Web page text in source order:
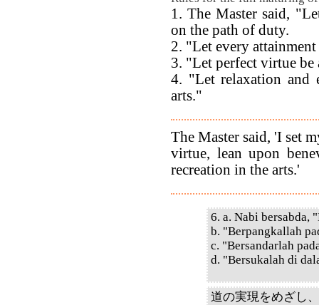
1. The Master said,
on the path of duty.
2. "Let every
3. "Let perfect virtue be
4. "Let relaxation and
arts."
The Master said, 'I set
virtue, lean upon
recreation in the arts.'
6. a. Nabi bersabda,
b. "Berpangkallah
c. "Bersandarlah
d. "Bersukalah di
道の実現をめざし